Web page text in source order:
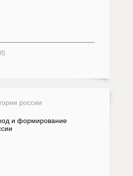
россии
и формирование